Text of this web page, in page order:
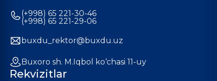
(+998) 65 221-30-46
(+998) 65 221-29-06
buxdu_rektor@buxdu.uz
Buxoro sh. M.Iqbol ko‘chasi 11-uy
Rekvizitlar